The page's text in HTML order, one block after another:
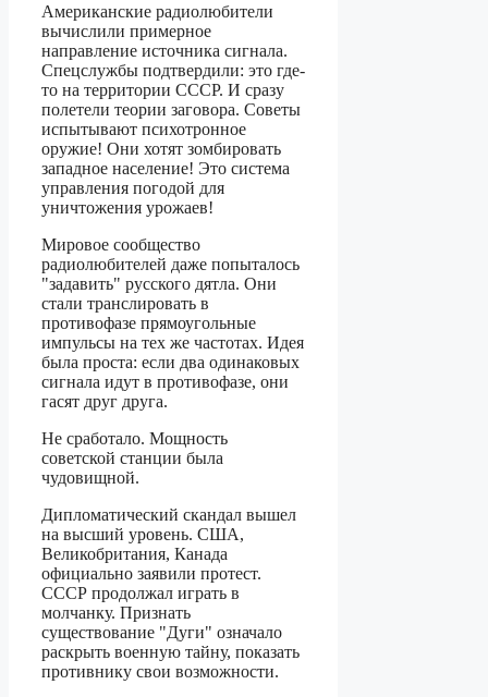
Американские радиолюбители
вычислили примерное
направление источника сигнала.
Спецслужбы подтвердили: это где-
то на территории СССР. И сразу
полетели теории заговора. Советы
испытывают психотронное
оружие! Они хотят зомбировать
западное население! Это система
управления погодой для
уничтожения урожаев!
Мировое сообщество
радиолюбителей даже попыталось
"задавить" русского дятла. Они
стали транслировать в
противофазе прямоугольные
импульсы на тех же частотах. Идея
была проста: если два одинаковых
сигнала идут в противофазе, они
гасят друг друга.
Не сработало. Мощность
советской станции была
чудовищной.
Дипломатический скандал вышел
на высший уровень. США,
Великобритания, Канада
официально заявили протест.
СССР продолжал играть в
молчанку. Признать
существование "Дуги" означало
раскрыть военную тайну, показать
противнику свои возможности.